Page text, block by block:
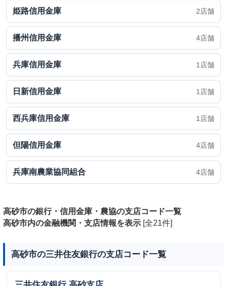
姫路信用金庫 2店舗
播州信用金庫 4店舗
兵庫信用金庫 1店舗
日新信用金庫 1店舗
西兵庫信用金庫 1店舗
但陽信用金庫 4店舗
兵庫南農業協同組合 4店舗
高砂市の銀行・信用金庫・農協の支店コード一覧
高砂市内の金融機関・支店情報を表示 [全21件]
高砂市の三井住友銀行の支店コード一覧